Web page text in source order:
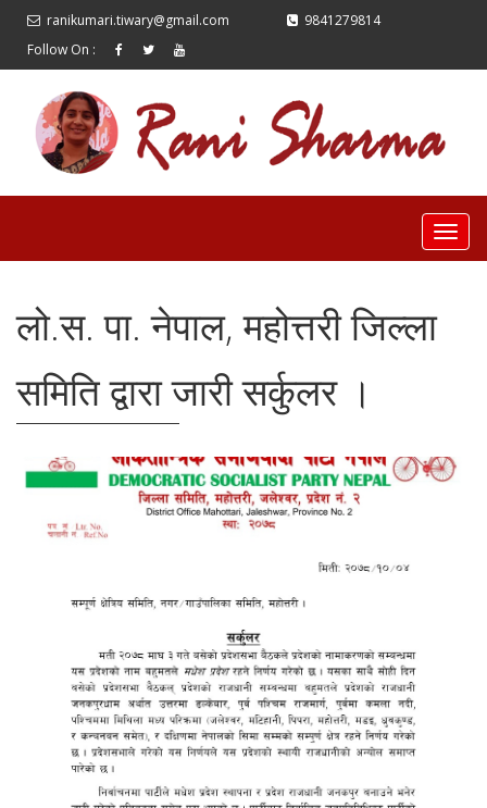
ranikumari.tiwary@gmail.com
9841279814
Follow On :
लो.स. पा. नेपाल, महोत्तरी जिल्ला
समिति द्वारा जारी सर्कुलर ।